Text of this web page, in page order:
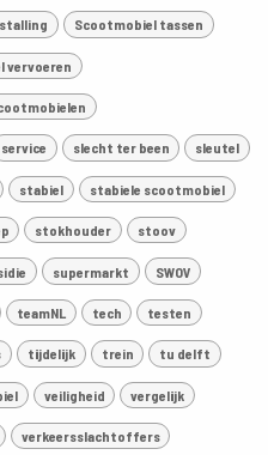
Scootmobiel tassen
vervoeren
service slecht ter been sleutel
stabiel stabiele scootmobiel
stokhouder stoov
supermarkt SWOV
teamNL tech testen
tijdelijk trein tu delft
veiligheid vergelijk
verkeersslachtoffers